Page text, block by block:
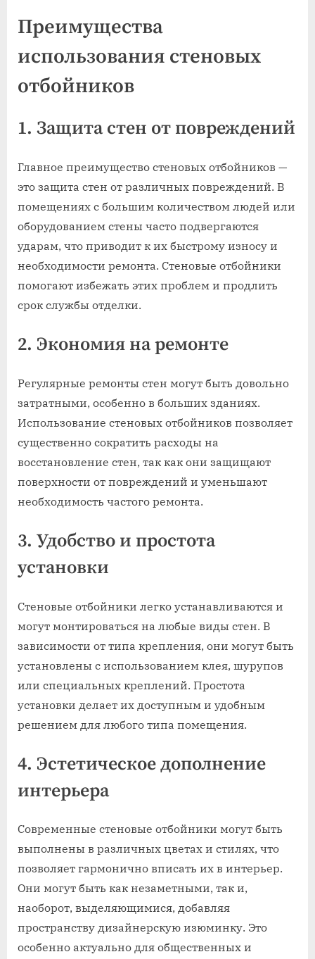
Преимущества
использования стеновых
отбойников
1. Защита стен от повреждений
Главное преимущество стеновых отбойников —
это защита стен от различных повреждений. В
помещениях с большим количеством людей или
оборудованием стены часто подвергаются
ударам, что приводит к их быстрому износу и
необходимости ремонта. Стеновые отбойники
помогают избежать этих проблем и продлить
срок службы отделки.
2. Экономия на ремонте
Регулярные ремонты стен могут быть довольно
затратными, особенно в больших зданиях.
Использование стеновых отбойников позволяет
существенно сократить расходы на
восстановление стен, так как они защищают
поверхности от повреждений и уменьшают
необходимость частого ремонта.
3. Удобство и простота
установки
Стеновые отбойники легко устанавливаются и
могут монтироваться на любые виды стен. В
зависимости от типа крепления, они могут быть
установлены с использованием клея, шурупов
или специальных креплений. Простота
установки делает их доступным и удобным
решением для любого типа помещения.
4. Эстетическое дополнение
интерьера
Современные стеновые отбойники могут быть
выполнены в различных цветах и стилях, что
позволяет гармонично вписать их в интерьер.
Они могут быть как незаметными, так и,
наоборот, выделяющимися, добавляя
пространству дизайнерскую изюминку. Это
особенно актуально для общественных и